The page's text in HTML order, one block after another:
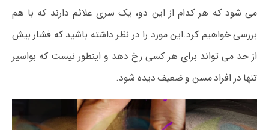
می شود که هر کدام از این دو، یک سری علائم دارند که با هم
بررسی خواهیم کرد.این مورد را در نظر داشته باشید که فشار بیش
از حد می تواند برای هر کسی رخ دهد و اینطور نیست که بواسیر
تنها در افراد مسن و ضعیف دیده شود.